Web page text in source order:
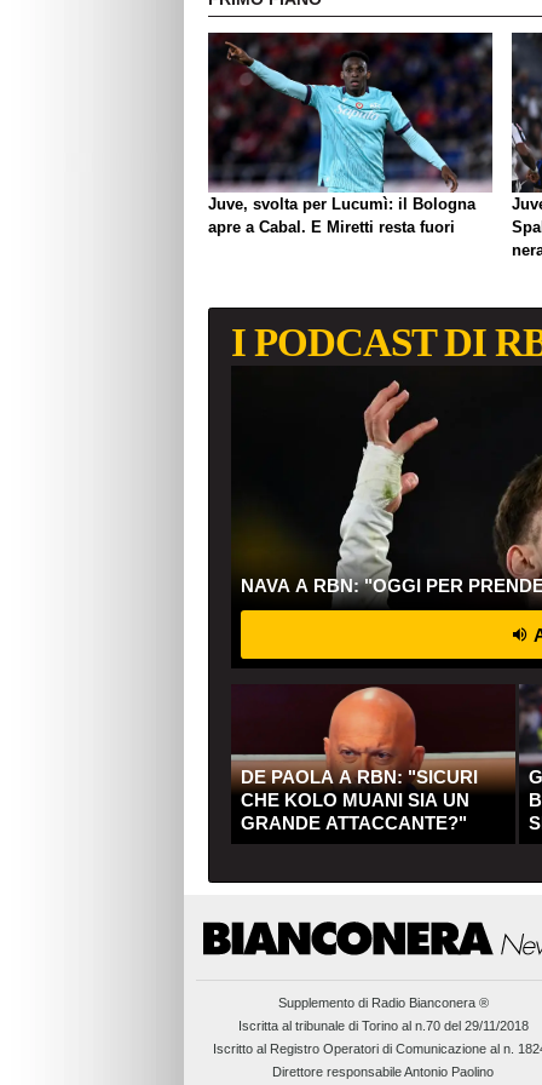
Juve, svolta per Lucumì: il Bologna
apre a Cabal. E Miretti resta fuori
I PODCAST DI
NAVA A RBN: "OGGI PER
DE PAOLA A RBN: "SICURI
CHE KOLO MUANI SIA UN
GRANDE ATTACCANTE?"
Supplemento di Radio Bianconera ®
Iscritta al tribunale di Torino al n.70 del 29/11/2018
Iscritto al Registro Operatori di Comunicazione al n.
Direttore responsabile Antonio Paolino